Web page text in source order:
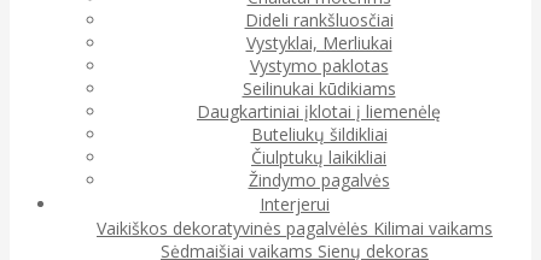
Dideli rankšluosčiai
Vystyklai, Merliukai
Vystymo paklotas
Seilinukai kūdikiams
Daugkartiniai įklotai į liemenėlę
Buteliukų šildikliai
Čiulptukų laikikliai
Žindymo pagalvės
Interjerui
Vaikiškos dekoratyvinės pagalvėlės Kilimai vaikams
Sėdmaišiai vaikams Sienų dekoras